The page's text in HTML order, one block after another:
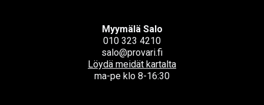
Myymälä Salo
010 323 4210
salo@provari.fi
Löydä meidät kartalta
ma-pe klo 8-16:30